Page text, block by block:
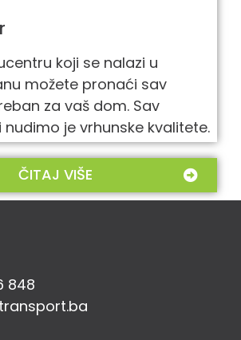
koji se nalazi u
možete pronaći sav
za vaš dom. Sav
je vrhunske kvalitete.
ČITAJ VIŠE
848